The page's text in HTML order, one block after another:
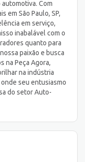
Com
em São Paulo, SP,
em serviço,
inabalável com o
quanto para
paixão e busca
na Peça Agora,
na indústria
seu entusiasmo
do setor Auto-